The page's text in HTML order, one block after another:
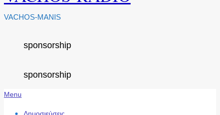
VACHOS-MANIS
sponsorship
sponsorship
Secondary
Menu